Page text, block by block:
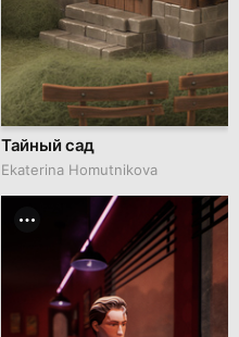
Тайный сад
Ekaterina Homutnikova